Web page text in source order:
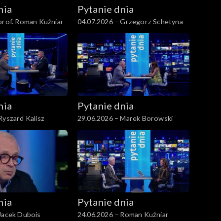
Roman Kuźniar
Pytanie dnia
04.07.2026 – Grzegorz Schetyna
Kalisz
Pytanie dnia
29.06.2026 – Marek Borowski
Dubois
Pytanie dnia
24.06.2026 – Roman Kuźniar